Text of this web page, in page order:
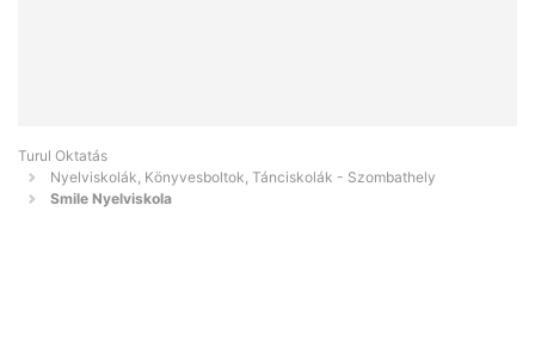
Turul Oktatás
Nyelviskolák, Könyvesboltok, Tánciskolák - Szombathely
Smile Nyelviskola